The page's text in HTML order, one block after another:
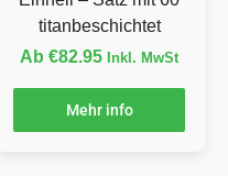
titanbeschichtet
Ab €82.95 Inkl. MwSt
Mehr info